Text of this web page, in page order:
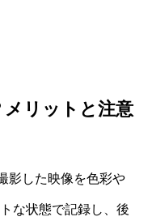
メリットと注意
影した映像を色彩や
な状態で記録し、後